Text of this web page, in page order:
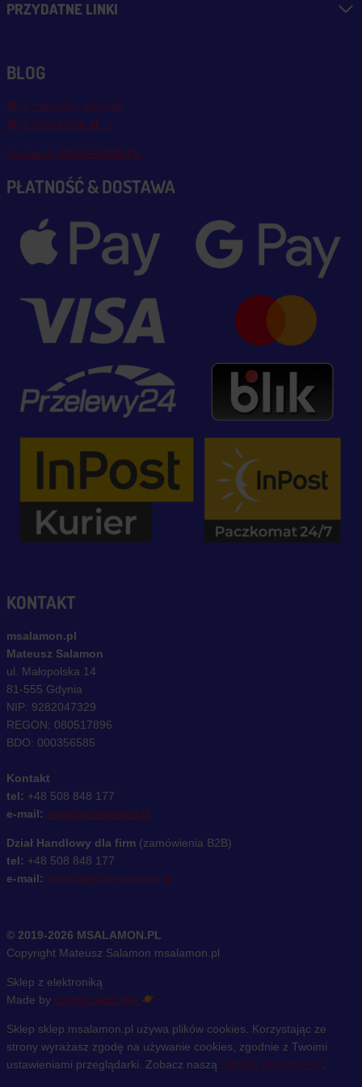
PRZYDATNE LINKI
BLOG
Blog, nowości, artykuły
Blog msalamon.pl →
Partnerzy MSALAMON.PL
PŁATNOŚĆ & DOSTAWA
KONTAKT
msalamon.pl
Mateusz Salamon
ul. Małopolska 14
81-555 Gdynia
NIP: 9282047329
REGON: 080517896
BDO: 000356585
Kontakt
tel: +48 508 848 177
e-mail: sklep@msalamon.pl
Dział Handlowy dla firm (zamówienia B2B)
tel: +48 508 848 177
e-mail: handlowy@msalamon.pl
© 2019-2026 MSALAMON.PL
Copyright Mateusz Salamon msalamon.pl
Sklep z elektroniką
Made by cosmonauts.dev
Sklep sklep.msalamon.pl używa plików cookies. Korzystając ze
strony wyrażasz zgodę na używanie cookies, zgodnie z Twoimi
ustawieniami przeglądarki. Zobacz naszą politykę prywatności